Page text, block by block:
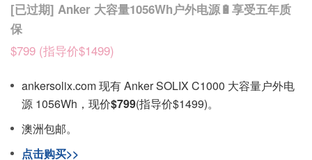
[已过期] Anker 大容量1056Wh户外电源🔋享受五年质
保
$799 (指导价$1499)
ankersolix.com 现有 Anker SOLIX C1000 大容量户外电
源 1056Wh，现价$799(指导价$1499)。
澳洲包邮。
点击购买>>